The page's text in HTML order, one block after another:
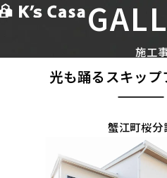
施工
>光も踊るスキ
光も踊るスキッ
蟹江町桜分